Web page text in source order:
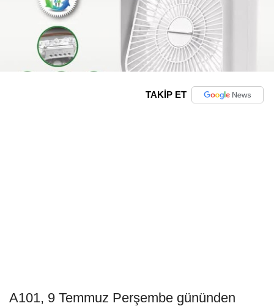
TAKİP ET
A101, 9 Temmuz Perşembe gününden